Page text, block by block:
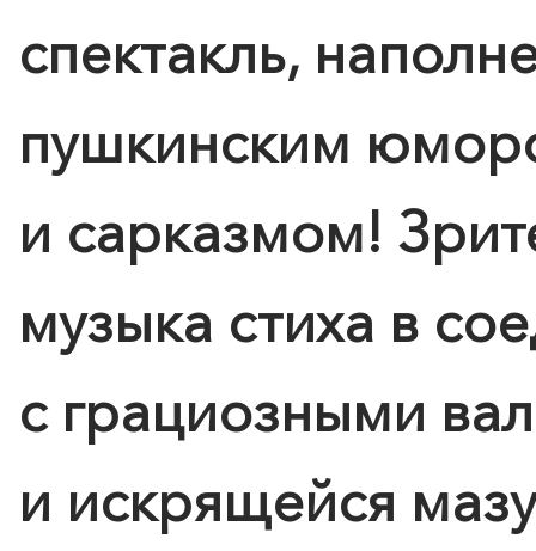
спектакль,
пушкинским
и сарказмом!
музыка стиха в
с грациозными
и искрящейся